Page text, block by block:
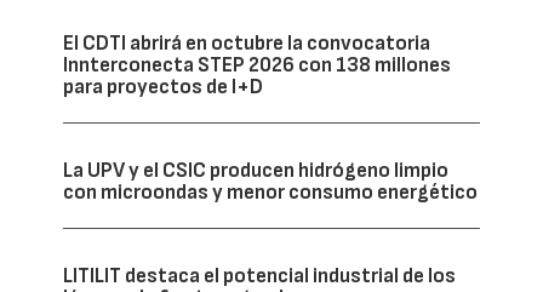
El CDTI abrirá en octubre la convocatoria
Innterconecta STEP 2026 con 138 millones
para proyectos de I+D
La UPV y el CSIC producen hidrógeno limpio
con microondas y menor consumo energético
LITILIT destaca el potencial industrial de los